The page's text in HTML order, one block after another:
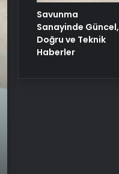
Savunma
Sanayinde Güncel,
Doğru ve Teknik
Haberler